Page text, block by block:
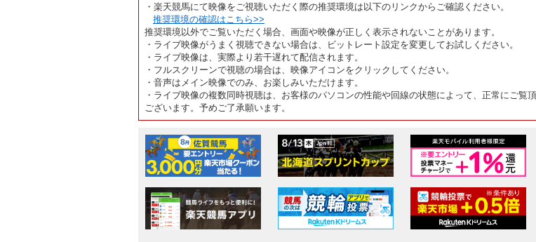
・楽天競馬にて映像をご視聴いただく際の推奨環境は以下のリンクからご確認ください。
推奨環境の確認はこちら>>
推奨環境以外でご覧いただく場合、画面や映像が正しく表示されないことがあります。
・ライブ映像がうまく視聴できない場合は、ビットレート設定を変更してお試しください。
・ライブ映像は、実際より若干遅れて配信されます。
・フルスクリーンで視聴の場合は、映像アイコンをクリックしてください。
・音声はメイン映像でのみ、お楽しみいただけます。
・ライブ映像の複数同時視聴は、お客様のパソコンの性能や回線の状態によって、正常にご
ございます。予めご了承願います。